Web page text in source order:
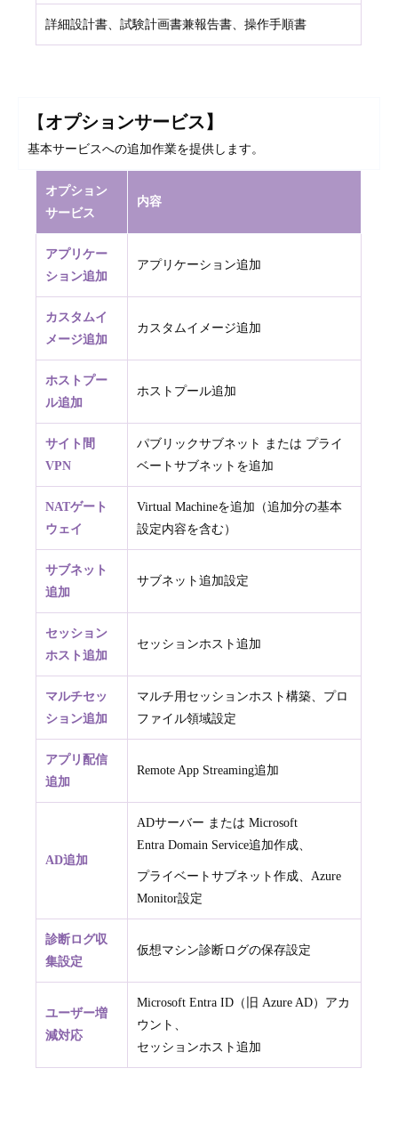
詳細設計書、試験計画書兼報告書、操作手順書
【オプションサービス】
基本サービスへの追加作業を提供します。
オプション
サービス
内容
アプリケー
ション追加
アプリケーション追加
カスタムイ
メージ追加
カスタムイメージ追加
ホストプー
ル追加
ホストプール追加
サイト間
VPN
パブリックサブネット または プライ
ベートサブネットを追加
NATゲート
ウェイ
Virtual Machineを追加（追加分の基本
設定内容を含む）
サブネット
追加
サブネット追加設定
セッション
ホスト追加
セッションホスト追加
マルチセッ
ション追加
マルチ用セッションホスト構築、プロ
ファイル領域設定
アプリ配信
追加
Remote App Streaming追加
AD追加
ADサーバー または Microsoft
Entra Domain Service追加作成、
プライベートサブネット作成、Azure
Monitor設定
診断ログ収
集設定
仮想マシン診断ログの保存設定
ユーザー増
減対応
Microsoft Entra ID（旧 Azure AD）アカ
ウント、
セッションホスト追加